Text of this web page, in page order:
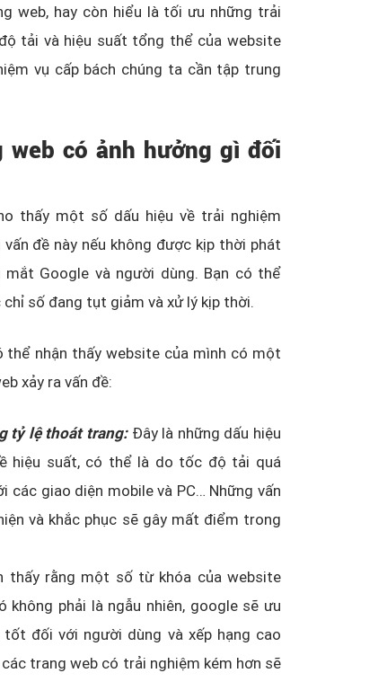
web, hay còn hiểu là tối ưu những trải
tải và hiệu suất tổng thể của website
vụ cấp bách chúng ta cần tập trung
có ảnh hưởng gì đối
thấy một số dấu hiệu về trải nghiệm
vấn đề này nếu không được kịp thời phát
Google và người dùng. Bạn có thể
số đang tụt giảm và xử lý kịp thời.
nhận thấy website của mình có một
xảy ra vấn đề:
tỷ lệ thoát trang:Đây là những dấu hiệu
hiệu suất, có thể là do tốc độ tải quá
giao diện mobile và PC… Những vấn
và khắc phục sẽ gây mất điểm trong
thấy rằng một số từ khóa của website
phải là ngẫu nhiên, google sẽ ưu
đối với người dùng và xếp hạng cao
trang web có trải nghiệm kém hơn sẽ